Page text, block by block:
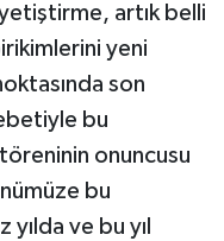
artık belli
yeni
son
bu
onuncusu
bu
ve bu yıl